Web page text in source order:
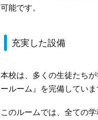
可能です。
充実した設備
本校は、多くの生徒たち
ールーム』を完備していま
このルームでは、全ての